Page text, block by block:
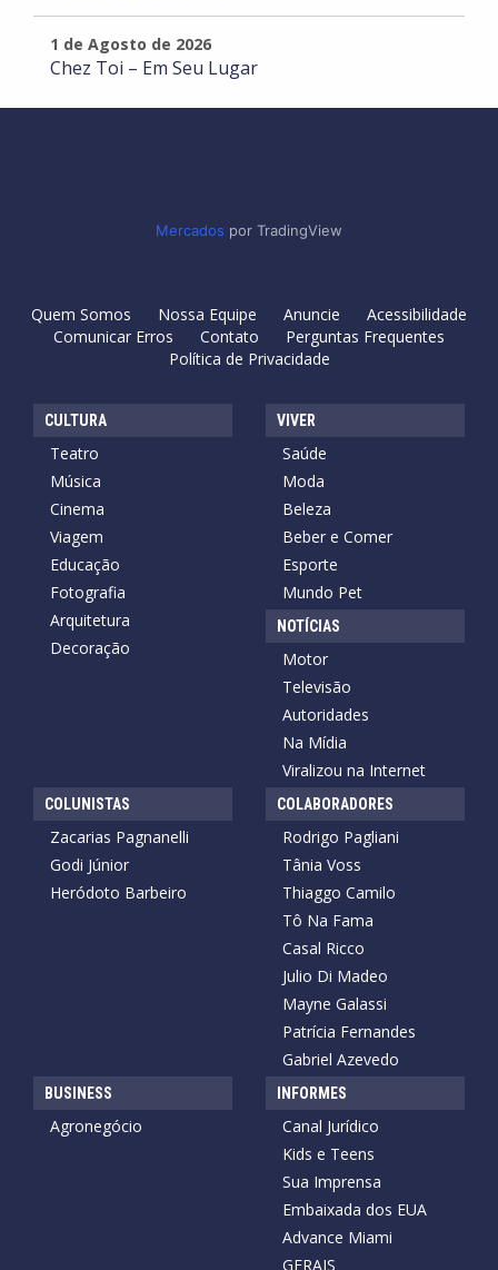
1 de Agosto de 2026
Chez Toi – Em Seu Lugar
Mercados por TradingView
Quem Somos Nossa Equipe Anuncie
Acessibilidade
Comunicar Erros
Contato
Perguntas Frequentes
Política de Privacidade
CULTURA
Teatro
Música
Cinema
Viagem
Educação
Fotografia
Arquitetura
Decoração
VIVER
Saúde
Moda
Beleza
Beber e Comer
Esporte
Mundo Pet
NOTÍCIAS
Motor
Televisão
Autoridades
Na Mídia
Viralizou na Internet
COLUNISTAS
Zacarias Pagnanelli
Godi Júnior
Heródoto Barbeiro
COLABORADORES
Rodrigo Pagliani
Tânia Voss
Thiaggo Camilo
Tô Na Fama
Casal Ricco
Julio Di Madeo
Mayne Galassi
Patrícia Fernandes
Gabriel Azevedo
BUSINESS
Agronegócio
INFORMES
Canal Jurídico
Kids e Teens
Sua Imprensa
Embaixada dos EUA
Advance Miami
GERAIS